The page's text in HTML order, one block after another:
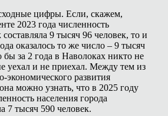
цифры. Если, скажем,
2023 года численность
9 тысяч 96 человек, то и
оказалось то же число – 9 тысяч
бы за 2 года в Наволоках никто не
уехал и не приехал. Между тем из
экономического развития
можно узнать, что в 2025 году
населения города
7 тысяч 590 человек.